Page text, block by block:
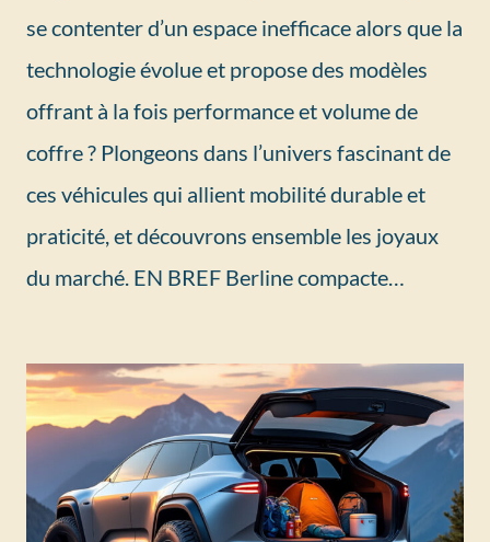
se contenter d’un espace inefficace alors que la
technologie évolue et propose des modèles
offrant à la fois performance et volume de
coffre ? Plongeons dans l’univers fascinant de
ces véhicules qui allient mobilité durable et
praticité, et découvrons ensemble les joyaux
du marché. EN BREF Berline compacte…